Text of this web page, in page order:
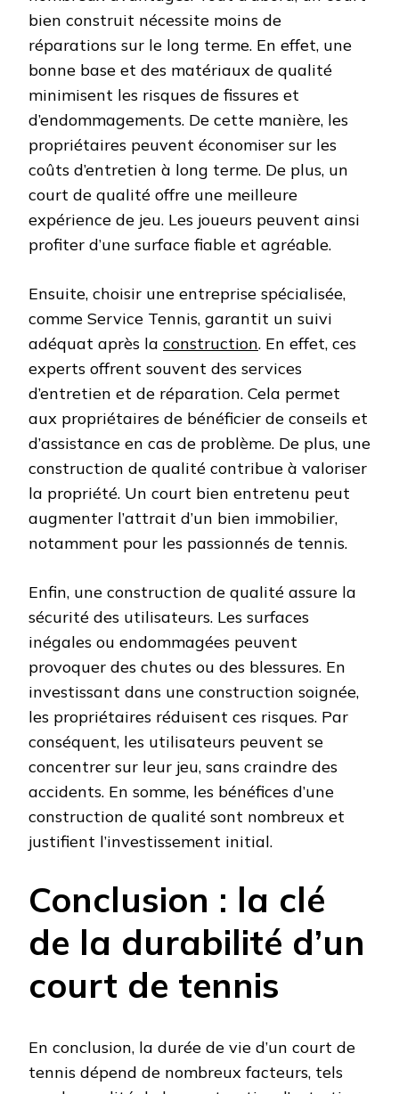
bien construit nécessite moins de
réparations sur le long terme. En effet, une
bonne base et des matériaux de qualité
minimisent les risques de fissures et
d’endommagements. De cette manière, les
propriétaires peuvent économiser sur les
coûts d’entretien à long terme. De plus, un
court de qualité offre une meilleure
expérience de jeu. Les joueurs peuvent ainsi
profiter d’une surface fiable et agréable.
Ensuite, choisir une entreprise spécialisée,
comme Service Tennis, garantit un suivi
adéquat après la construction. En effet, ces
experts offrent souvent des services
d’entretien et de réparation. Cela permet
aux propriétaires de bénéficier de conseils et
d’assistance en cas de problème. De plus, une
construction de qualité contribue à valoriser
la propriété. Un court bien entretenu peut
augmenter l’attrait d’un bien immobilier,
notamment pour les passionnés de tennis.
Enfin, une construction de qualité assure la
sécurité des utilisateurs. Les surfaces
inégales ou endommagées peuvent
provoquer des chutes ou des blessures. En
investissant dans une construction soignée,
les propriétaires réduisent ces risques. Par
conséquent, les utilisateurs peuvent se
concentrer sur leur jeu, sans craindre des
accidents. En somme, les bénéfices d’une
construction de qualité sont nombreux et
justifient l’investissement initial.
Conclusion : la clé
de la durabilité d’un
court de tennis
En conclusion, la durée de vie d’un court de
tennis dépend de nombreux facteurs, tels